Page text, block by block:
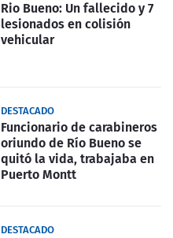
Rio Bueno: Un fallecido y 7
lesionados en colisión
vehicular
DESTACADO
Funcionario de carabineros
oriundo de Río Bueno se
quitó la vida, trabajaba en
Puerto Montt
DESTACADO